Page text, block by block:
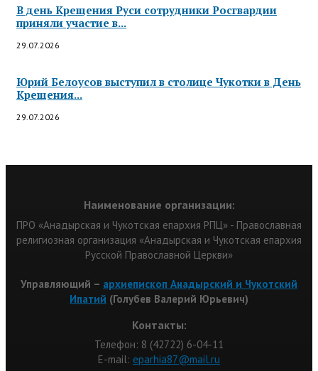
В день Крещения Руси сотрудники Росгвардии
приняли участие в...
29.07.2026
Юрий Белоусов выступил в столице Чукотки в День
Крещения...
29.07.2026
Наименование организации:
ПРО «Анадырская и Чукотская епархия РПЦ» - Православная
религиозная организация «Анадырская и Чукотская епархия
Русской Православной Церкви»
Управляющий – архиепископ Анадырский и Чукотский
Ипатий (Голубев Валерий Юрьевич)
Контакты:
Телефон: 8 (42722) 6-04-11
Е-mail: eparhia87@mail.ru